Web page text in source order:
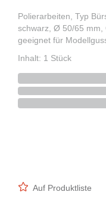
Polierarbeiten, Typ
schwarz, Ø 50/65 mm,
geeignet für
Inhalt: 1 Stück
Auf Produktliste